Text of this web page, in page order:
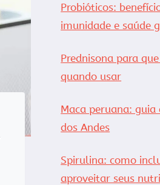
Probióticos:
imunidade e saúde
Prednisona para
quando usar
Maca peruana:
dos Andes
Spirulina: como
aproveitar seus